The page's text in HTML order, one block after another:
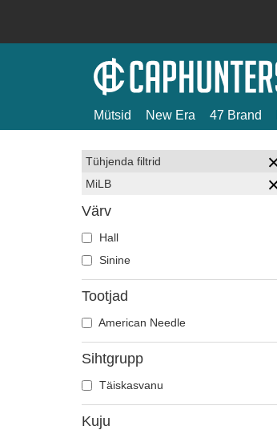
Mütsid New Era 47 Brand
Tühjenda filtrid
MiLB
Värv
Hall
Sinine
Tootjad
American Needle
Sihtgrupp
Täiskasvanu
Kuju